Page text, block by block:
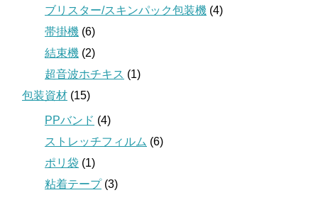
ブリスター/スキンパック包装機 (4)
帯掛機 (6)
結束機 (2)
超音波ホチキス (1)
包装資材 (15)
PPバンド (4)
ストレッチフィルム (6)
ポリ袋 (1)
粘着テープ(3)